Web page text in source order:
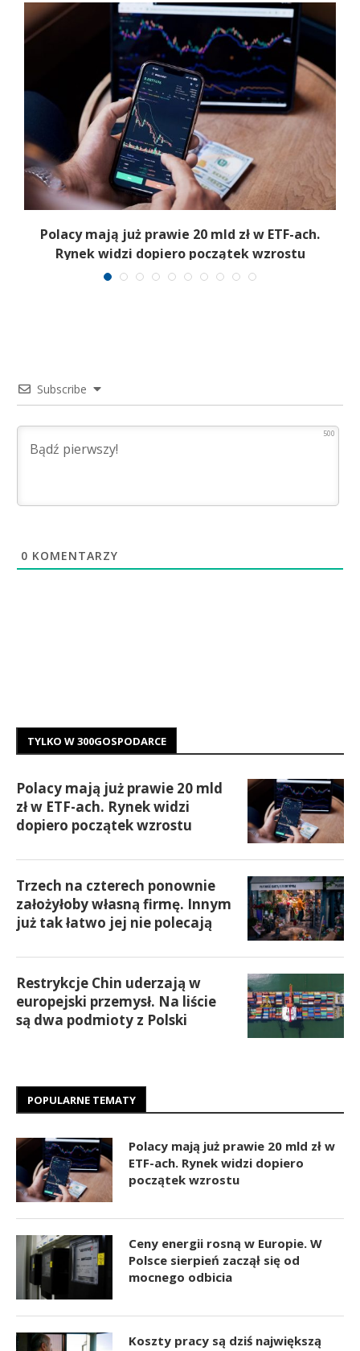
Polacy mają już prawie 20 mld zł w ETF-ach.
Rynek widzi dopiero początek wzrostu
Subscribe
500
0 KOMENTARZY
TYLKO W 300GOSPODARCE
Polacy mają już prawie 20 mld
zł w ETF-ach. Rynek widzi
dopiero początek wzrostu
Trzech na czterech ponownie
założyłoby własną firmę. Innym
już tak łatwo jej nie polecają
Restrykcje Chin uderzają w
europejski przemysł. Na liście
są dwa podmioty z Polski
POPULARNE TEMATY
Polacy mają już prawie 20 mld zł w
ETF-ach. Rynek widzi dopiero
początek wzrostu
Ceny energii rosną w Europie. W
Polsce sierpień zaczął się od
mocnego odbicia
Koszty pracy są dziś największą